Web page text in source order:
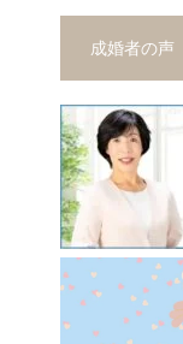
成婚者の声